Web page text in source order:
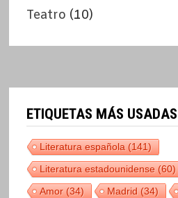
Teatro (10)
ETIQUETAS MÁS USADAS
Literatura española(141)
Literatura estadounidense(60)
Amor(34) Madrid(34)